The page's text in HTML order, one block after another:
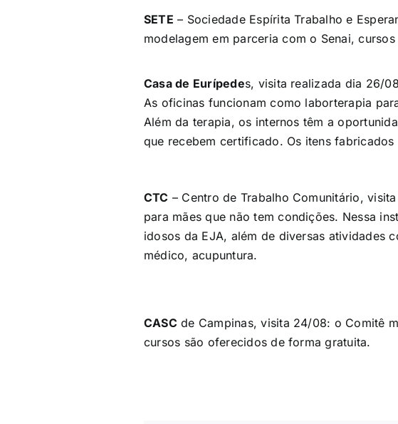
SETE – Sociedade Espírita Trabalho e
modelagem em parceria com o Senai,
Casa de Eurípedes, visita realizada dia 26/
As oficinas funcionam como laborterapia
Além da terapia, os internos têm a
que recebem certificado. Os itens
CTC – Centro de Trabalho Comunitário,
para mães que não tem condições. Nessa
idosos da EJA, além de diversas atividades
médico, acupuntura.
CASC de Campinas, visita 24/08: o Comitê
cursos são oferecidos de forma gratuita.